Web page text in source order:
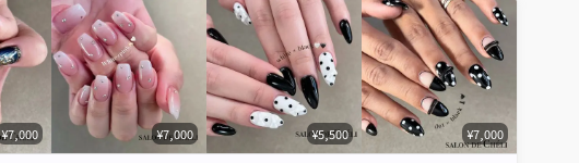
¥7,000 ¥7,000 ¥5,500 ¥7,000